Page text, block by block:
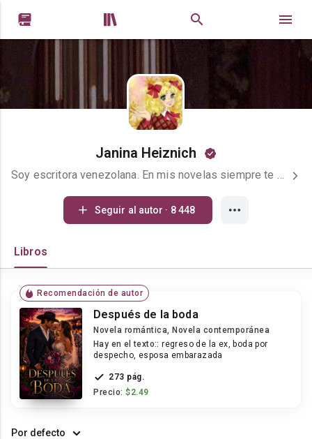
 
Janina Heiznich
Soy escritora venezolana. En mis novelas siempre te conseguirás con personajes llenos de defectos y debilidades, que hacen tonterías y dejan escapar la felicidad, en fin, a través de mis historias cuento la vida de errores y sufrimientos de muchos que conozco.
Seguir al autor · 8 448
Libros
Recomendación de autor
Después de la boda
Novela romántica, Novela contemporánea
Hay en el texto:: regreso de la ex, boda por
despecho, esposa embarazada
273 pág.
Precio: $2.49
Por defecto